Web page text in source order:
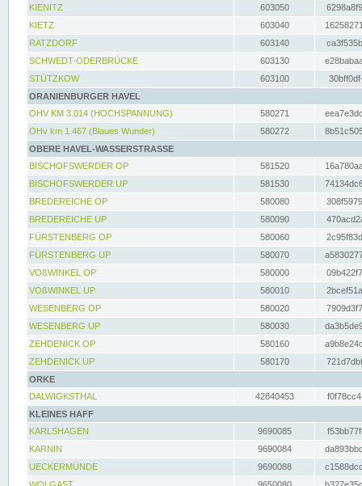
KIENITZ
603050
KIETZ
603040
RATZDORF
603140
SCHWEDT-ODERBRÜCKE
603130
STÜTZKOW
603100
ORANIENBURGER HAVEL
OHV KM 3.014 (HOCHSPANNUNG)
580271
OHv km 1.467 (Blaues Wunder)
580272
OBERE HAVEL-WASSERSTRASSE
BISCHOFSWERDER OP
581520
BISCHOFSWERDER UP
581530
BREDEREICHE OP
580080
BREDEREICHE UP
580090
FÜRSTENBERG OP
580060
FÜRSTENBERG UP
580070
VOßWINKEL OP
580000
VOßWINKEL UP
580010
WESENBERG OP
580020
WESENBERG UP
580030
ZEHDENICK OP
580160
ZEHDENICK UP
580170
ORKE
DALWIGKSTHAL
42840453
KLEINES HAFF
KARLSHAGEN
9690085
KARNIN
9690084
UECKERMÜNDE
9690088